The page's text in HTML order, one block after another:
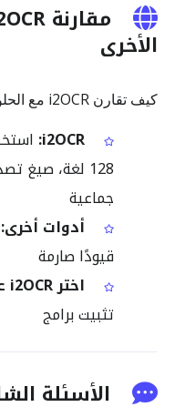
الأخرى
كيف تقارن i2OCR مع الحلول المشابهة؟
i2OCR:
128 لغة، صيغ
جماعية
أدوات أخرى:
قيودًا صارمة
اختر i2OCR عندما:
تثبيت برامج
الأسئلة